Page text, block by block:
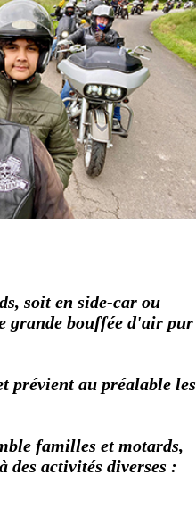
soit en side-car ou
grande bouffée d'air pur
prévient au préalable les
familles et motards,
des activités diverses :